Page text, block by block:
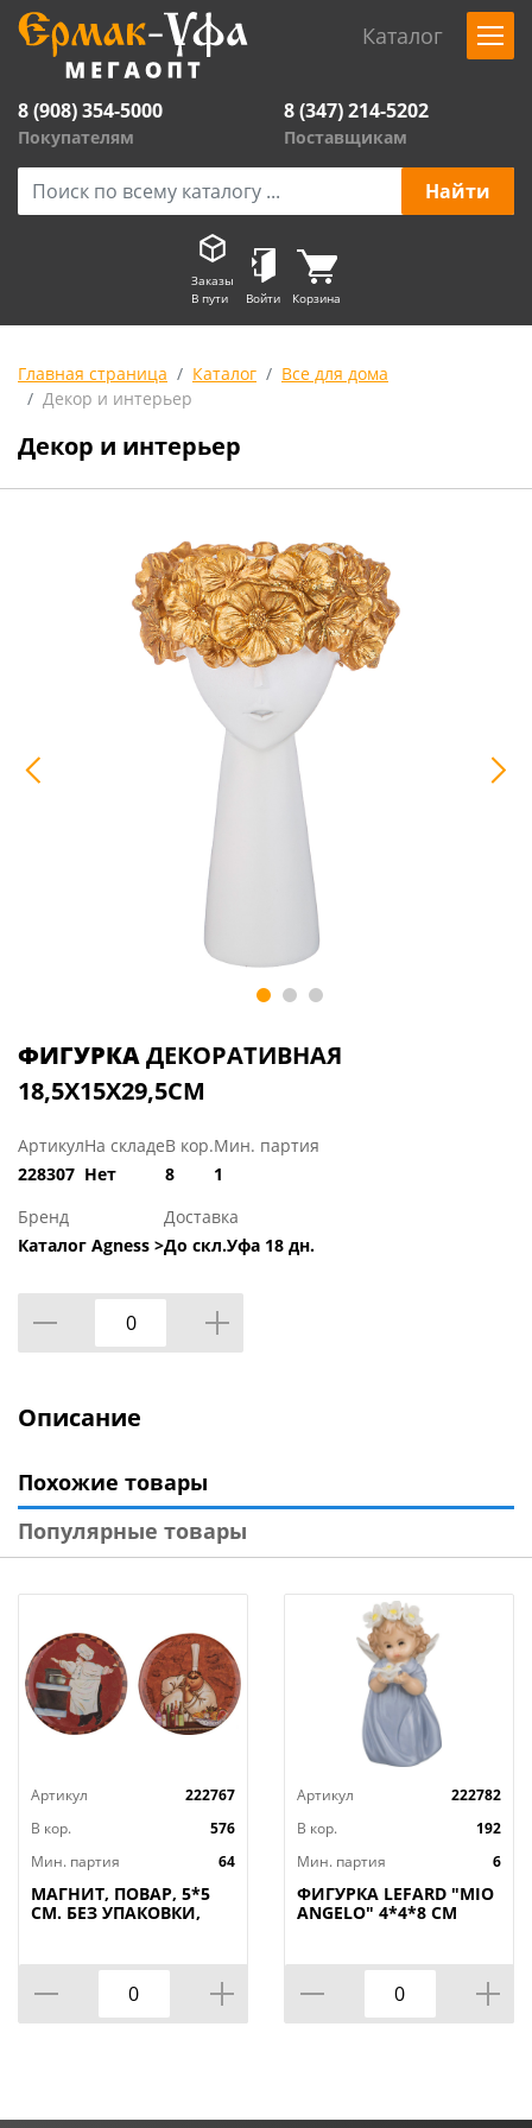
Каталог
8 (908) 354-5000
Покупателям
8 (347) 214-5202
Поставщикам
Заказы
В пути
Войти Корзина
Главная страница Каталог
Все для дома
Декор и интерьер
Декор и интерьер
ФИГУРКАДЕКОРАТИВНАЯ
18,5Х15Х29,5СМ
Артикул
228307
На складе
Нет
В кор.
8
Мин. партия
1
Бренд
Каталог Agness >
Доставка
До скл.Уфа 18 дн.
Описание
Похожие товары
Популярные товары
Артикул
222767
В кор.
576
Мин. партия
64
МАГНИТ, ПОВАР, 5*5
СМ. БЕЗ УПАКОВКИ,
Артикул
222782
В кор.
192
Мин. партия
6
ФИГУРКА LEFARD "MIO
ANGELO" 4*4*8 СМ